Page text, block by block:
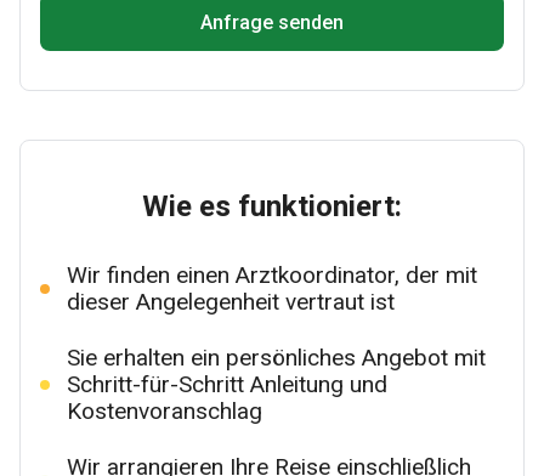
Anfrage senden
Wie es funktioniert:
Wir finden einen Arztkoordinator, der mit
dieser Angelegenheit vertraut ist
Sie erhalten ein persönliches Angebot mit
Schritt-für-Schritt Anleitung und
Kostenvoranschlag
Wir arrangieren Ihre Reise einschließlich